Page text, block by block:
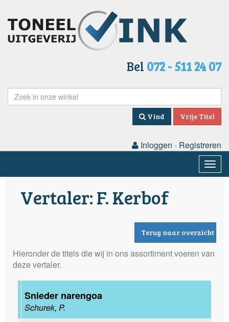
Bel 072 - 511 24 07
Vind Vrije Titel
Inloggen - Registreren
Vertaler: F. Kerbof
Terug naar overzicht
Hieronder de titels die wij in ons assortiment voeren van
deze vertaler.
Snieder narengoa
Schurek, P.